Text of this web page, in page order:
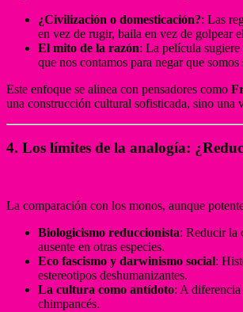
¿Civilización o domesticación?: Las
en vez de rugir, baila en vez de golpear
El mito de la razón: La película
que nos contamos para negar que
Este enfoque se alinea con pensadores como
una construcción cultural sofisticada, sino una
4. Los límites de la analogía:
La comparación con los monos, aunque
Biologicismo reduccionista: Reducir la
ausente en otras especies.
Eco fascismo y darwinismo social:
estereotipos deshumanizantes.
La cultura como antídoto: A
chimpancés.